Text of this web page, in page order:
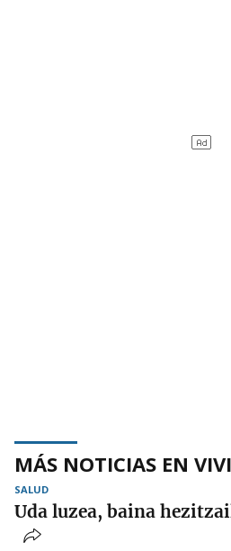
MÁS NOTICIAS EN
SALUD
Uda luzea, baina